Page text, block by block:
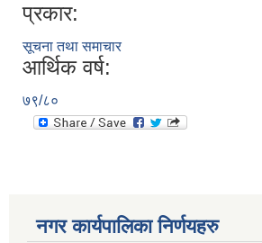
प्रकार:
सूचना तथा समाचार
आर्थिक वर्ष:
७९/८०
नगर कार्यपालिका निर्णयहरु